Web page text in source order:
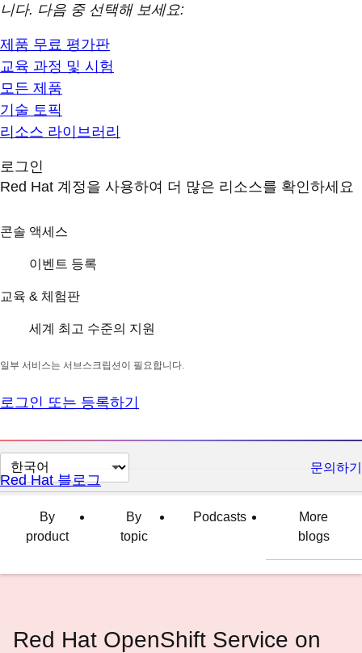
니다. 다음 중 선택해 보세요:
제품 무료 평가판
교육 과정 및 시험
모든 제품
기술 토픽
리소스 라이브러리
로그인
Red Hat 계정을 사용하여 더 많은 리소스를 확인하세요
콘솔 액세스
이벤트 등록
교육 & 체험판
세계 최고 수준의 지원
일부 서비스는 서브스크립션이 필요합니다.
로그인 또는 등록하기
페
이
변
문의하기
Red Hat 블로그
By
product
By
topic
Podcasts
More
blogs
Red Hat OpenShift Service on